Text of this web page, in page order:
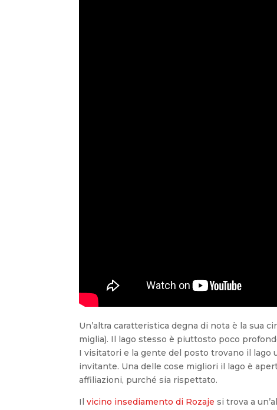
Un’altra caratteristica degna di nota è la sua
miglia). Il lago stesso è piuttosto poco
I visitatori e la gente del posto trovano il lago
invitante. Una delle cose migliori il lago è
affiliazioni, purché sia rispettato.
Ilvicino insediamento di Rozaje si trova a